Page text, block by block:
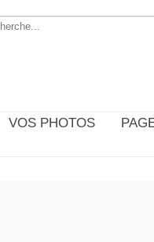
VOS PHOTOS